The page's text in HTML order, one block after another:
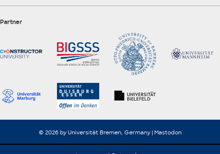
Partner
© 2026 by Universität Bremen, Germany | Mastodon